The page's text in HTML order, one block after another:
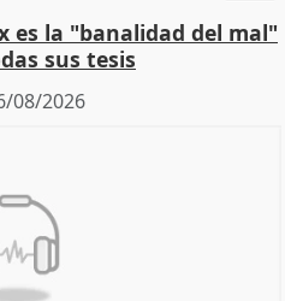
es la "banalidad del mal"
sus tesis
08/2026